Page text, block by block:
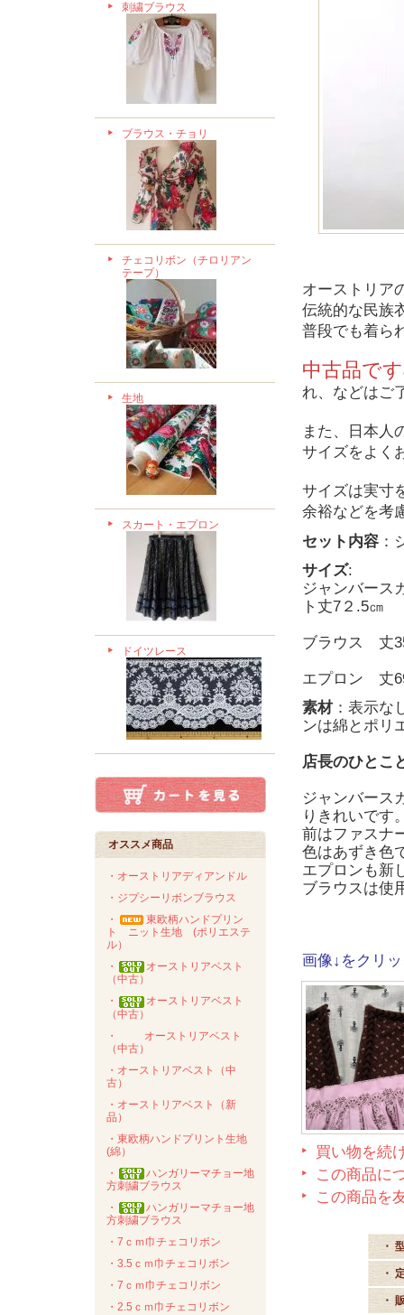
刺繍ブラウス
ブラウス・チョリ
チェコリボン（チロリアン
テープ）
生地
スカート・エプロン
ドイツレース
オススメ商品
・オーストリアディアンドル
・ジプシーリボンブラウス
・
東欧柄ハンドプリン
ト ニット生地 (ポリエステ
ル）
・
オーストリアベスト
（中古）
・
オーストリアベスト
（中古）
・
オーストリアベスト
（中古）
・オーストリアベスト（中
古）
・オーストリアベスト（新
品）
・東欧柄ハンドプリント生地
(綿）
・
ハンガリーマチョー地
方刺繍ブラウス
・
ハンガリーマチョー地
方刺繍ブラウス
・7ｃｍ巾チェコリボン
・3.5ｃｍ巾チェコリボン
・7ｃｍ巾チェコリボン
・2.5ｃｍ巾チェコリボン
オーストリア
伝統的な民族
普段でも着ら
中古品です
れ、などはご
また、日本人
サイズをよく
サイズは実寸
余裕などを考
セット内容 ：
サイズ:
ジャンバー
ト丈7２.5
ブラウス 丈
エプロン
素材：表示な
ンは綿とポリ
店長のひとこ
ジャンバース
りきれいです
前はファスナ
色はあずき色
エプロンも新
ブラウスは使
画像↓をクリ
買い物を続
この商品に
この商品を
・
・
・